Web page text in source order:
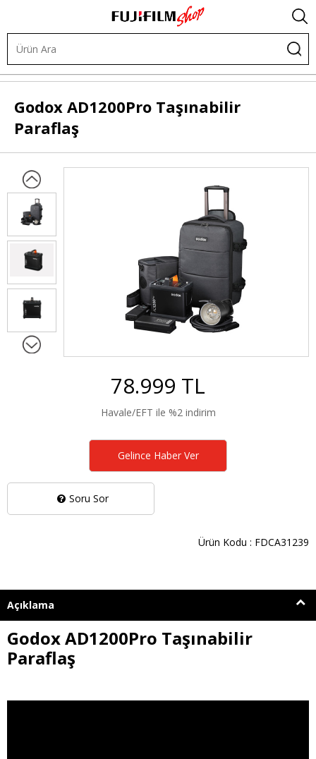
Godox AD1200Pro Taşınabilir
Paraflaş
Soru Sor
78.999 TL
Havale/EFT ile %2 indirim
Ürün Kodu : FDCA31239
Gelince Haber Ver
Açıklama
Godox AD1200Pro Taşınabilir
Paraflaş